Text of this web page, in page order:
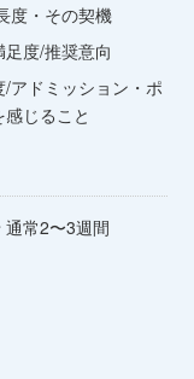
度・その契機
度/推奨意向
アドミッション・ポ
じること
常2〜3週間